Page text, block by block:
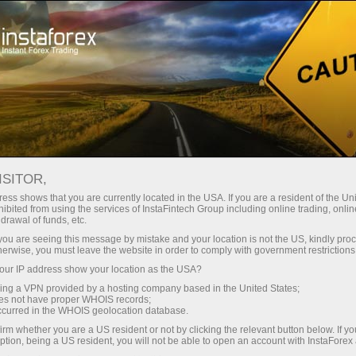
Трейдерам Форекс аналитика
Форекс ТВ
Форекс-ТВ: календарь
Календарь трейдера на 28 марта: В
тарифной игре Трампа победителей не
будет? (uz)
shows that you are currently located in the USA. If you are a resident of the
from using the services of InstaFintech Group including online trading,
of funds, etc.
are seeing this message by mistake and your location is not the US, kindly
you must leave the website in order to comply with government
IP address show your location as the USA?
a VPN provided by a hosting company based in the United States;
not have proper WHOIS records;
in the WHOIS geolocation database.
whether you are a US resident or not by clicking the relevant button below. If
being a US resident, you will not be able to open an account with InstaForex